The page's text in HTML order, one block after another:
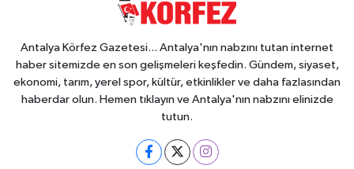
Antalya Körfez Gazetesi... Antalya'nın nabzını tutan internet
haber sitemizde en son gelişmeleri keşfedin. Gündem, siyaset,
ekonomi, tarım, yerel spor, kültür, etkinlikler ve daha fazlasından
haberdar olun. Hemen tıklayın ve Antalya'nın nabzını elinizde
tutun.